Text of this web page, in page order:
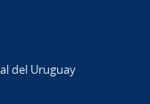
del Uruguay